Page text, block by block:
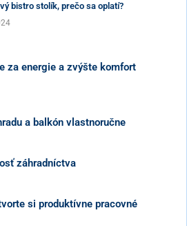
bistro stolík, prečo sa oplatí?
za energie a zvýšte komfort
a balkón vlastnoručne
záhradníctva
si produktívne pracovné